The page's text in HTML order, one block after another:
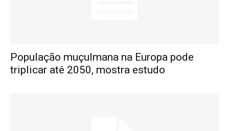
População muçulmana na Europa pode
triplicar até 2050, mostra estudo